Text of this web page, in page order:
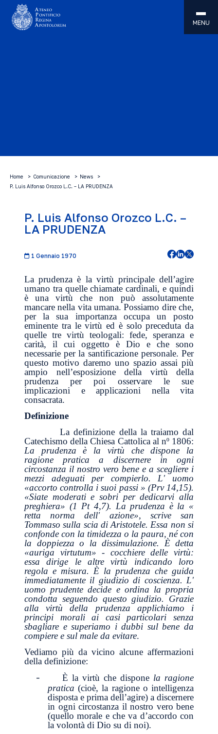
MENU
Home Comunicazione
News
P. Luis Alfonso Orozco L.C. – LA PRUDENZA
P. Luis Alfonso Orozco L.C. –
LA PRUDENZA
1 Gennaio 1970
La prudenza è la virtù principale dell’agire
umano tra quelle chiamate cardinali, e quindi
è una virtù che non può assolutamente
mancare nella vita umana. Possiamo dire che,
per la sua importanza occupa un posto
eminente tra le virtù ed è solo preceduta da
quelle tre virtù teologali: fede, speranza e
carità, il cui oggetto è Dio e che sono
necessarie per la santificazione personale. Per
questo motivo daremo uno spazio assai più
ampio nell’esposizione della virtù della
prudenza per poi osservare le sue
implicazioni e applicazioni nella vita
consacrata.
Definizione
La definizione della la traiamo dal
Catechismo della Chiesa Cattolica al nº 1806:
La prudenza è la virtù che dispone la
ragione pratica a discernere in ogni
circostanza il nostro vero bene e a scegliere i
mezzi adeguati per compierlo. L' uomo
«accorto controlla i suoi passi » (Prv 14,15).
«Siate moderati e sobri per dedicarvi alla
preghiera» (1 Pt 4,7). La prudenza è la «
retta norma dell' azione», scrive san
Tommaso sulla scia di Aristotele. Essa non si
confonde con la timidezza o la paura, né con
la doppiezza o la dissimulazione. È detta
«auriga virtutum» - cocchiere delle virtù:
essa dirige le altre virtù indicando loro
regola e misura. È la prudenza che guida
immediatamente il giudizio di coscienza. L'
uomo prudente decide e ordina la propria
condotta seguendo questo giudizio. Grazie
alla virtù della prudenza applichiamo i
principi morali ai casi particolari senza
sbagliare e superiamo i dubbi sul bene da
compiere e sul male da evitare.
Vediamo più da vicino alcune affermazioni
della definizione:
- È la virtù che dispone la ragione
pratica (cioè, la ragione o intelligenza
disposta e prima dell’agire) a discernere
in ogni circostanza il nostro vero bene
(quello morale e che va d’accordo con
la volontà di Dio su di noi).